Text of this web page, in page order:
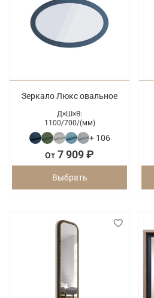
Зеркало Люкс овальное
Д×Ш×В:
1100/700/(мм)
+ 106
От 7 909 ₽
Выбрать